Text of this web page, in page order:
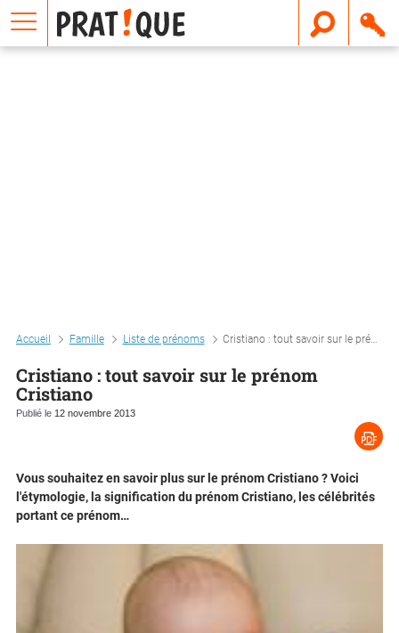
Accueil Famille Liste de prénoms Cristiano : tout savoir sur le prénom cristiano
Cristiano : tout savoir sur le prénom
Cristiano
Publié le 12 novembre 2013
Vous souhaitez en savoir plus sur le prénom Cristiano ? Voici
l'étymologie, la signification du prénom Cristiano, les célébrités
portant ce prénom…
E
m
a